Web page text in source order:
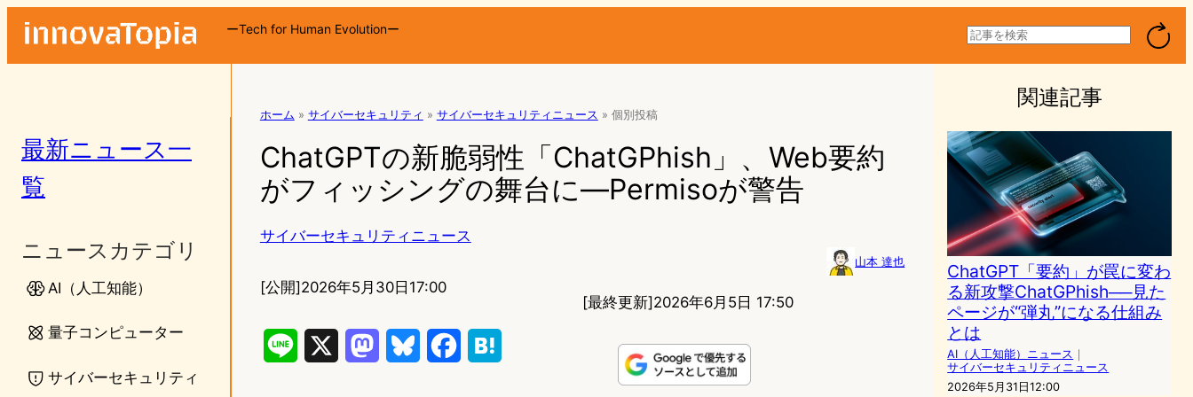
ーTech for Human Evolutionー
検
索
最新ニュース一
覧
ニュースカテゴリ
AI（人工知能）
量子コンピューター
サイバーセキュリティ
ホーム » サイバーセキュリティ » サイバーセキュリティニュース » 個別投稿
ChatGPTの新脆弱性「ChatGPhish」、Web要約
がフィッシングの舞台に—Permisoが警告
サイバーセキュリティニュース
山本 達也
[公開]2026年5月30日17:00
[最終更新]2026年6月5日 17:50
関連記事
ChatGPT「要約」が罠に変わ
る新攻撃ChatGPhish──見た
ページが“弾丸”になる仕組み
とは
AI（人工知能）ニュース ｜
サイバーセキュリティニュース
2026年5月31日12:00